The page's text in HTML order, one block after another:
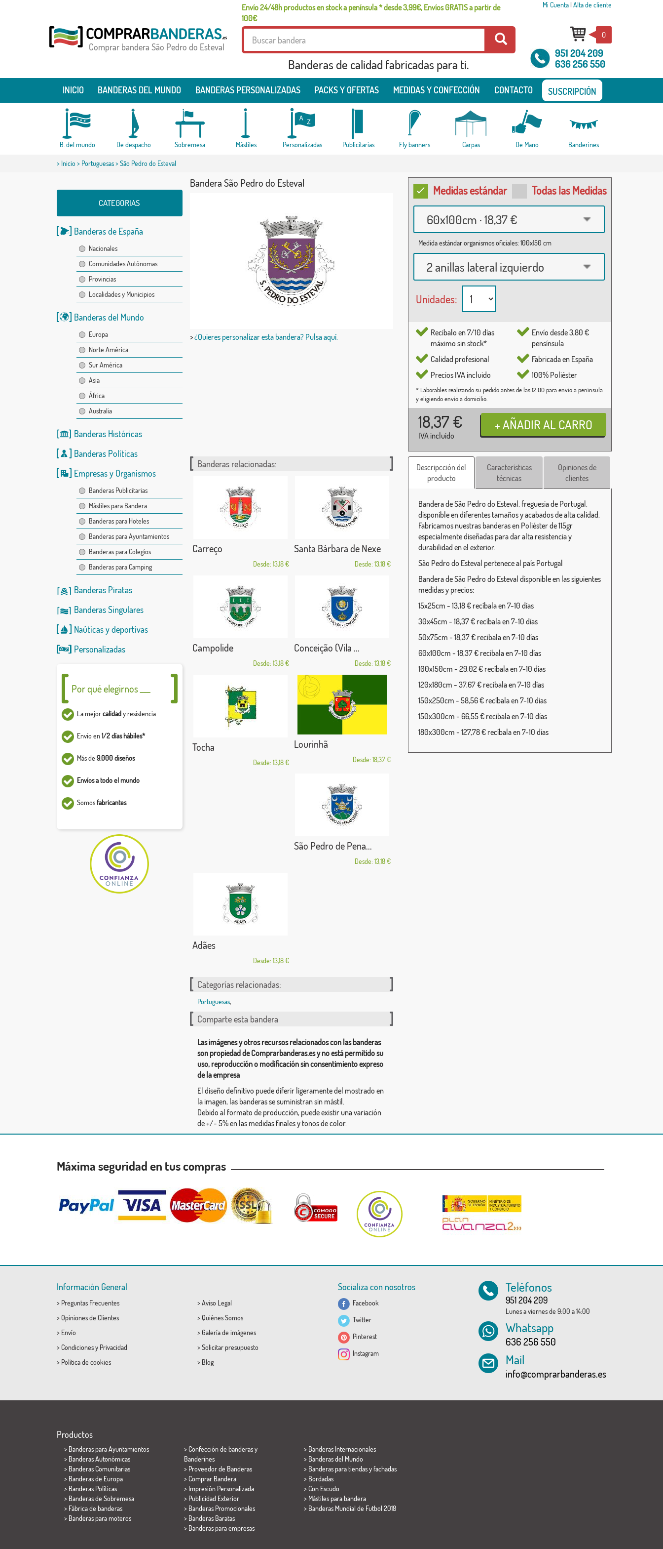
Envío 24/48h productos en stock a península * desde 3,99€, Envíos GRATIS a partir de
100€
Mi Cuenta| Alta de cliente
Comprar bandera São Pedro do Esteval
Banderas de calidad fabricadas para ti.
0
951 204 209
636 256 550
INICIO BANDERAS DEL MUNDO BANDERAS PERSONALIZADAS PACKS Y OFERTAS MEDIDAS Y CONFECCIÓN CONTACTO SUSCRIPCIÓN
B. del mundo De despacho Sobremesa Mástiles Personalizadas Publicitarias Fly banners Carpas De Mano Banderines
> Inicio> Portuguesas> São Pedro do Esteval
CATEGORIAS
Banderas de España
Nacionales
Comunidades Autónomas
Provincias
Localidades y Municipios
Banderas del Mundo
Europa
Norte América
Sur América
Asia
África
Australia
Banderas Históricas
Banderas Políticas
Empresas y Organismos
Banderas Publicitarias
Mástiles para Bandera
Banderas para Hoteles
Banderas para Ayuntamientos
Banderas para Colegios
Banderas para Camping
Banderas Piratas
Banderas Singulares
Naúticasydeportivas
Personalizadas
Por qué elegirnos ___
La mejorcalidady resistencia
Envío en1/2 días hábiles*
Más de 9.000 diseños
Envíos a todo el mundo
Somosfabricantes
Bandera São Pedro do Esteval
>¿Quieres personalizar esta bandera? Pulsa aquí.
Medidas estándar Todas las Medidas
60x100cm · 18,37 €
Medida estándar organismos oficiales: 100x150 cm
2 anillas lateral izquierdo
Unidades:
Recíbalo en 7/10 días
máximo sin stock*
Calidad profesional
Precios IVA incluido
Envío desde 3,80 €
pensínsula
Fabricada en España
100% Poliéster
* Laborables realizando su pedido antes de las 12:00 para envío a península
y eligiendo envío a domicilio.
18,37 €
IVA incluido
Banderas relacionadas:
Carreço
Desde: 13,18 €
Santa Bárbara de Nexe
Desde: 13,18 €
Campolide
Desde: 13,18 €
Conceição (Vila ...
Desde: 13,18 €
Tocha
Desde: 13,18 €
Lourinhã
Desde: 18,37 €
São Pedro de Pena...
Desde: 13,18 €
Adães
Desde: 13,18 €
Categorías relacionadas:
Portuguesas,
Comparte esta bandera
Las imágenes y otros recursos relacionados con las banderas
son propiedad de Comprarbanderas.es y no está permitido su
uso, reproducción o modificación sin consentimiento expreso
de la empresa
El diseño definitivo puede diferir ligeramente del mostrado en
la imagen, las banderas se suministran sin mástil.
Debido al formato de producción, puede existir una variación
de +/- 5% en las medidas finales y tonos de color.
Descripcción del
producto
Características
técnicas
Opiniones de
clientes
Bandera de São Pedro do Esteval, freguesia de Portugal,
disponible en diferentes tamaños y acabados de alta calidad.
Fabricamos nuestras banderas en Poliéster de 115gr
especialmente diseñadas para dar alta resistencia y
durabilidad en el exterior.
São Pedro do Esteval pertenece al país Portugal
Bandera de São Pedro do Esteval disponible en las siguientes
medidas y precios:
15x25cm - 13,18 € recíbala en 7-10 días
30x45cm - 18,37 € recíbala en 7-10 días
50x75cm - 18,37 € recíbala en 7-10 días
60x100cm - 18,37 € recíbala en 7-10 días
100x150cm - 29,02 € recíbala en 7-10 días
120x180cm - 37,67 € recíbala en 7-10 días
150x250cm - 58,56 € recíbala en 7-10 días
150x300cm - 66,55 € recíbala en 7-10 días
180x300cm - 127,78 € recíbala en 7-10 días
Máxima seguridad en tus compras
Información General
> Preguntas Frecuentes
> Opiniones de Clientes
> Envío
> Condicionesy Privacidad
> Política de cookies
> Aviso Legal
> Quiénes Somos
> Galería de imágenes
> Solicitar presupuesto
> Blog
Socializa con nosotros
Facebook
Twitter
Pinterest
Instagram
Teléfonos
951 204 209
Lunes a viernes de 9:00 a 14:00
Whatsapp
636 256 550
Mail
info@comprarbanderas.es
Productos
> Banderas para Ayuntamientos
> Banderas Autonómicas
> Banderas Comunitarias
> Banderas de Europa
> Banderas Políticas
> Banderas de Sobremesa
> Fábrica de banderas
> Banderas para moteros
> Confección de banderas y
Banderines
> Proveedor de Banderas
> Comprar Bandera
> Impresión Personalizada
> Publicidad Exterior
> Banderas Promocionales
> Banderas Baratas
> Banderas para empresas
> Banderas Internacionales
> Banderas del Mundo
> Banderas para tiendas y fachadas
> Bordadas
> Con Escudo
> Mástiles para bandera
> Banderas Mundial de Futbol 2018